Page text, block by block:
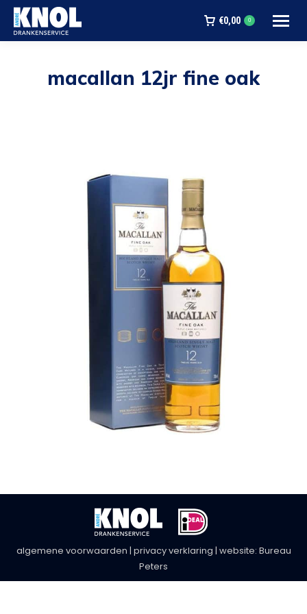
€0,00 0
macallan 12jr fine oak
algemene voorwaarden | privacy verklaring | website: Bureau
Peters